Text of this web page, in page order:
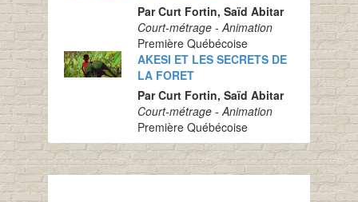
Par Curt Fortin, Saïd Abitar
Court-métrage - Animation
Première Québécoise
AKESI ET LES SECRETS DE
LA FORET
Par Curt Fortin, Saïd Abitar
Court-métrage - Animation
Première Québécoise